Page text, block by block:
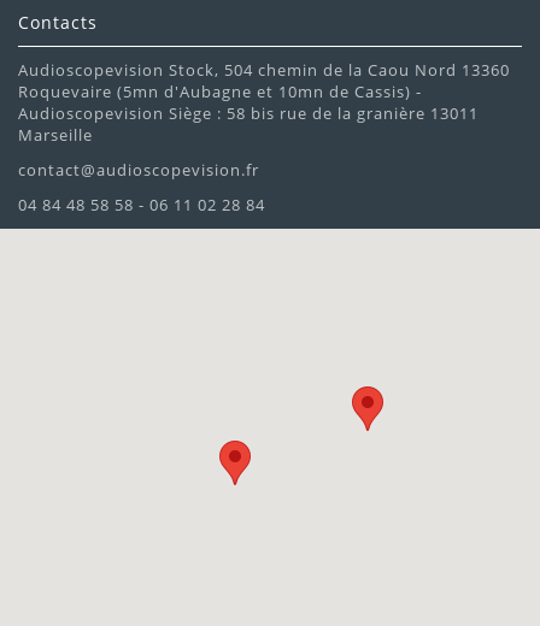
Contacts
Audioscopevision Stock, 504 chemin de la Caou Nord 13360
Roquevaire (5mn d'Aubagne et 10mn de Cassis) -
Audioscopevision Siège : 58 bis rue de la granière 13011
Marseille
contact@audioscopevision.fr
04 84 48 58 58 - 06 11 02 28 84